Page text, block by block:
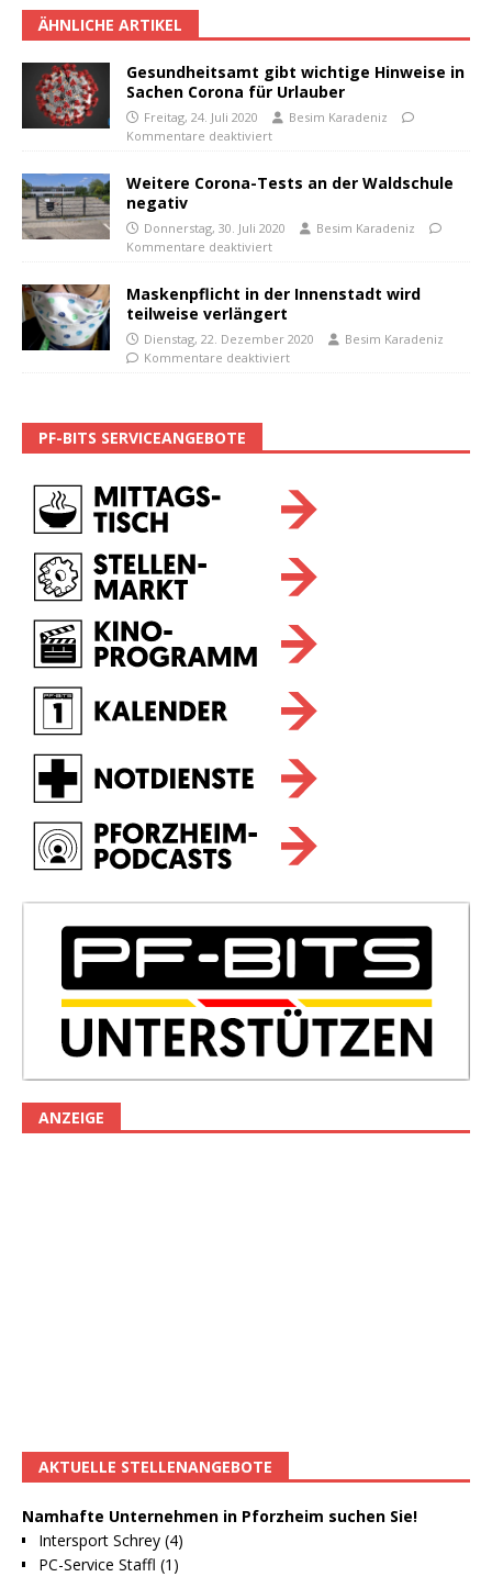
ÄHNLICHE ARTIKEL
Gesundheitsamt gibt wichtige Hinweise in
Sachen Corona für Urlauber
Freitag, 24. Juli 2020
Besim Karadeniz
Kommentare deaktiviert
Weitere Corona-Tests an der Waldschule
negativ
Donnerstag, 30. Juli 2020
Besim Karadeniz
Kommentare deaktiviert
Maskenpflicht in der Innenstadt wird
teilweise verlängert
Dienstag, 22. Dezember 2020
Besim Karadeniz
Kommentare deaktiviert
PF-BITS SERVICEANGEBOTE
ANZEIGE
AKTUELLE STELLENANGEBOTE
Namhafte Unternehmen in Pforzheim suchen Sie!
Intersport Schrey (4)
PC-Service Staffl (1)